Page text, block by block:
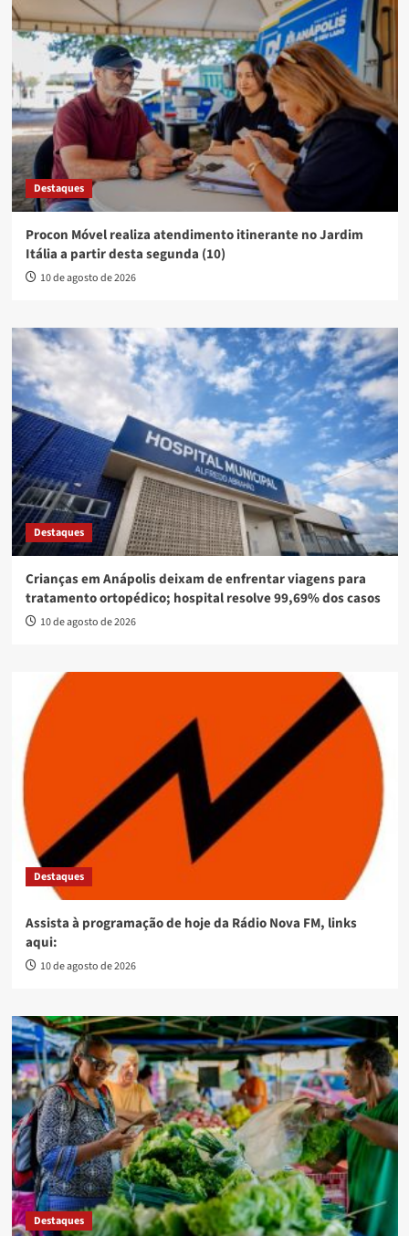
Destaques
Procon Móvel realiza atendimento itinerante no Jardim
Itália a partir desta segunda (10)
10 de agosto de 2026
Destaques
Crianças em Anápolis deixam de enfrentar viagens para
tratamento ortopédico; hospital resolve 99,69% dos casos
10 de agosto de 2026
Destaques
Assista à programação de hoje da Rádio Nova FM, links
aqui:
10 de agosto de 2026
Destaques